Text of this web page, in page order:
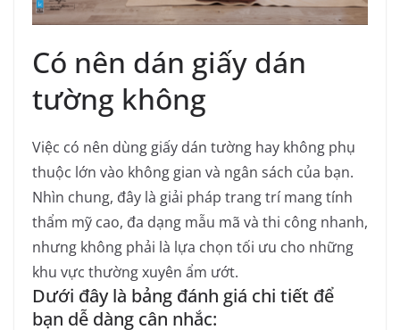
Có nên dán giấy dán
tường không
Việc có nên dùng giấy dán tường hay không phụ
thuộc lớn vào không gian và ngân sách của bạn.
Nhìn chung, đây là giải pháp trang trí mang tính
thẩm mỹ cao, đa dạng mẫu mã và thi công nhanh,
nhưng không phải là lựa chọn tối ưu cho những
khu vực thường xuyên ẩm ướt.
Dưới đây là bảng đánh giá chi tiết để
bạn dễ dàng cân nhắc: